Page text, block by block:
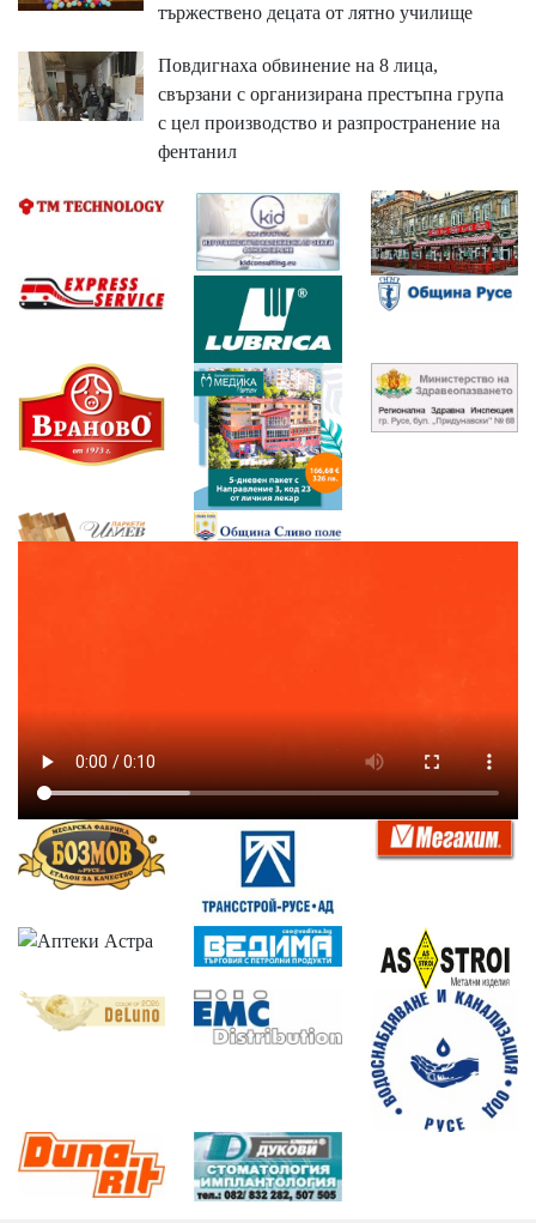
тържествено децата от лятно училище
Повдигнаха обвинение на 8 лица,
свързани с организирана престъпна група
с цел производство и разпространение на
фентанил